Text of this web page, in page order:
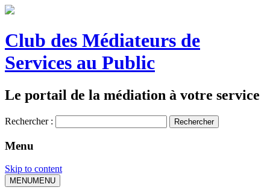
Club des Médiateurs de
Services au Public
Le portail de la médiation à votre service
Rechercher :
Menu
Skip to content
MENUMENU